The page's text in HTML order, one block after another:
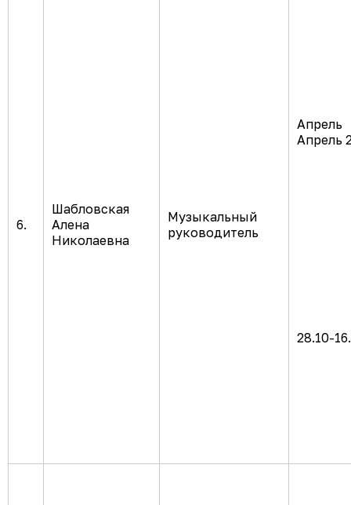
6.
Шабловская
Алена
Николаевна
Музыкальный
руководитель
Апрель
28.10-